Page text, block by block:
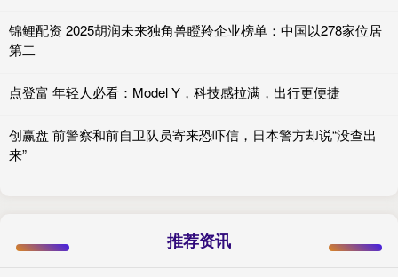
锦鲤配资 2025胡润未来独角兽瞪羚企业榜单：中国以278家位居
第二
点登富 年轻人必看：Model Y，科技感拉满，出行更便捷
创赢盘 前警察和前自卫队员寄来恐吓信，日本警方却说“没查出
来”
推荐资讯